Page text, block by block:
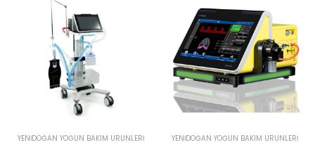
YENIDOĞAN YOĞUN BAKIM ÜRÜNLERI YENIDOĞAN YOĞUN BAKIM ÜRÜNLERI